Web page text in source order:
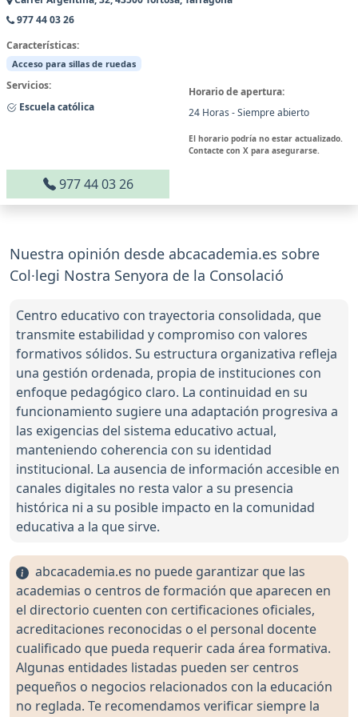
977 44 03 26
Características:
Acceso para sillas de ruedas
Servicios:
Escuela católica
Horario de apertura:
24 Horas - Siempre abierto
El horario podría no estar actualizado.
Contacte con X para asegurarse.
977 44 03 26
Nuestra opinión desde abcacademia.es sobre
Col·legi Nostra Senyora de la Consolació
Centro educativo con trayectoria consolidada, que
transmite estabilidad y compromiso con valores
formativos sólidos. Su estructura organizativa refleja
una gestión ordenada, propia de instituciones con
enfoque pedagógico claro. La continuidad en su
funcionamiento sugiere una adaptación progresiva a
las exigencias del sistema educativo actual,
manteniendo coherencia con su identidad
institucional. La ausencia de información accesible en
canales digitales no resta valor a su presencia
histórica ni a su posible impacto en la comunidad
educativa a la que sirve.
abcacademia.es no puede garantizar que las
academias o centros de formación que aparecen en
el directorio cuenten con certificaciones oficiales,
acreditaciones reconocidas o el personal docente
cualificado que pueda requerir cada área formativa.
Algunas entidades listadas pueden ser centros
pequeños o negocios relacionados con la educación
no reglada. Te recomendamos verificar siempre la